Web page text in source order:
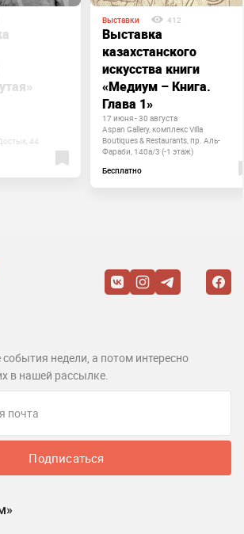
44
Выставки 412
Выставка
казахстанского
искусства книги
«Медиум – Книга.
Глава 1»
17 июня - 30 августа
Aspan Gallery, комплекс Villa
Boutiques & Restaurants, пр. Аль-
Фараби, 140а/3 (-1 этаж)
Бесплатно
недели, а потом интересно
в нашей рассылке.
Подписаться